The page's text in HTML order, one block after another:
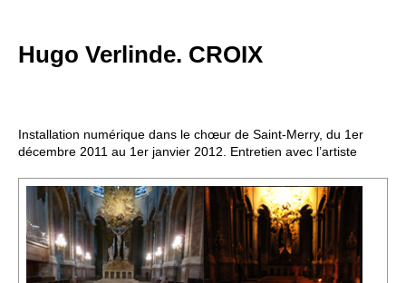
Exposer
Regarder
Dossiers
Événements
Hugo Verlinde. CROIX
Installation numérique dans le chœur de Saint-Merry, du 1er
décembre 2011 au 1er janvier 2012. Entretien avec l’artiste